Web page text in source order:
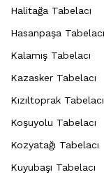
Halitağa Tabelacı
Hasanpaşa Tabelacı
Kalamış Tabelacı
Kazasker Tabelacı
Kızıltoprak Tabelacı
Koşuyolu Tabelacı
Kozyatağı Tabelacı
Kuyubaşı Tabelacı